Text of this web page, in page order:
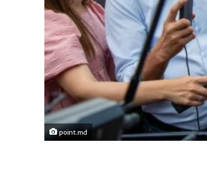
point.md